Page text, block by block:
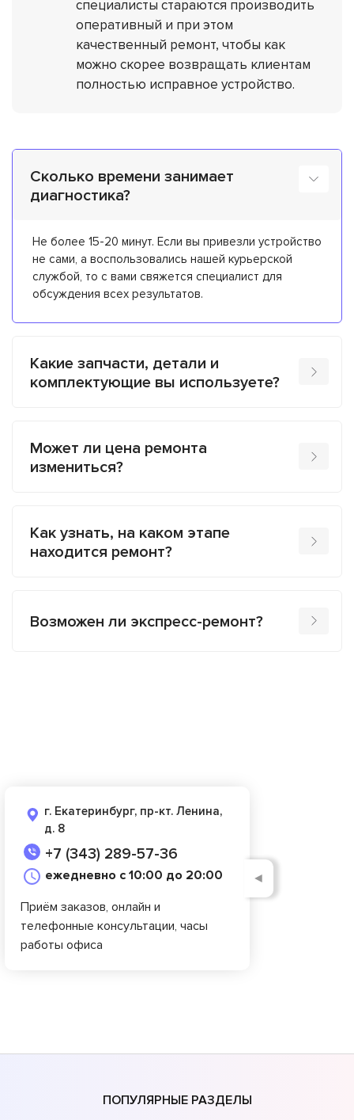
специалисты стараются производить
оперативный и при этом
качественный ремонт, чтобы как
можно скорее возвращать клиентам
полностью исправное устройство.
Сколько времени занимает
диагностика?
Не более 15-20 минут. Если вы привезли устройство
не сами, а воспользовались нашей курьерской
службой, то с вами свяжется специалист для
обсуждения всех результатов.
Какие запчасти, детали и
комплектующие вы используете?
Может ли цена ремонта
измениться?
Как узнать, на каком этапе
находится ремонт?
Возможен ли экспресс-ремонт?
г. Екатеринбург, пр-кт. Ленина,
д. 8
+7 (343) 289-57-36
ежедневно с 10:00 до 20:00
Приём заказов, онлайн и
телефонные консультации, часы
работы офиса
◄
ПОПУЛЯРНЫЕ РАЗДЕЛЫ